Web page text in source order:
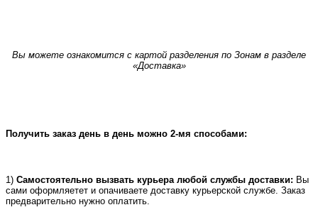
Вы можете ознакомится с картой разделения по Зонам в разделе
«Доставка»
Получить заказ день в день можно 2-мя способами:
1) Самостоятельно вызвать курьера любой службы доставки: Вы
сами оформляетет и опачиваете доставку курьерской службе. Заказ
предварительно нужно оплатить.